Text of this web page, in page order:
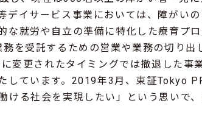
イサービス事業においては、障がい
就労や自立の準備に特化した療育プ
を受託するための営業や業務の切り出
変更されたタイミングでは撤退した事
しています。2019年3月、東証Tokyo
る社会を実現したい」という思いで